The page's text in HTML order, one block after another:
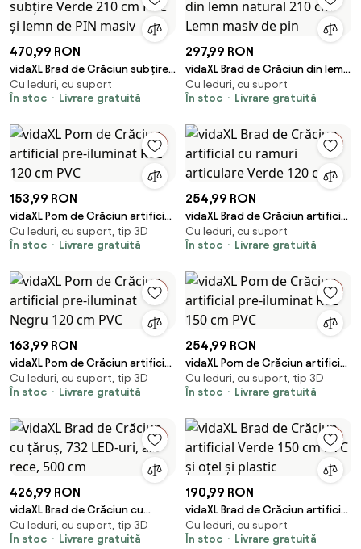
470,99 RON
vidaXL Brad de Crăciun subțire
Verde 210 cm PVC și lemn de PIN
masiv
Cu leduri, cu suport
În stoc
Livrare gratuită
297,99 RON
vidaXL Brad de Crăciun din lemn
natural 210 cm Lemn masiv de
pin
Cu leduri, cu suport
În stoc
Livrare gratuită
153,99 RON
vidaXL Pom de Crăciun artificial
pre-iluminat Roz 120 cm PVC
Cu leduri, cu suport, tip 3D
În stoc
Livrare gratuită
254,99 RON
vidaXL Brad de Crăciun artificial
cu ramuri articulare Verde 120
cm
Cu leduri, cu suport
În stoc
Livrare gratuită
163,99 RON
vidaXL Pom de Crăciun artificial
pre-iluminat Negru 120 cm PVC
Cu leduri, cu suport, tip 3D
În stoc
Livrare gratuită
254,99 RON
vidaXL Pom de Crăciun artificial
pre-iluminat Roz 150 cm PVC
Cu leduri, cu suport, tip 3D
În stoc
Livrare gratuită
426,99 RON
vidaXL Brad de Crăciun cu
țăruș, 732 LED-uri, alb rece, 500
cm
Cu leduri, cu suport, tip 3D
În stoc
Livrare gratuită
190,99 RON
vidaXL Brad de Crăciun artificial
Verde 150 cm PVC și oțel și
plastic
Cu leduri, cu suport
În stoc
Livrare gratuită